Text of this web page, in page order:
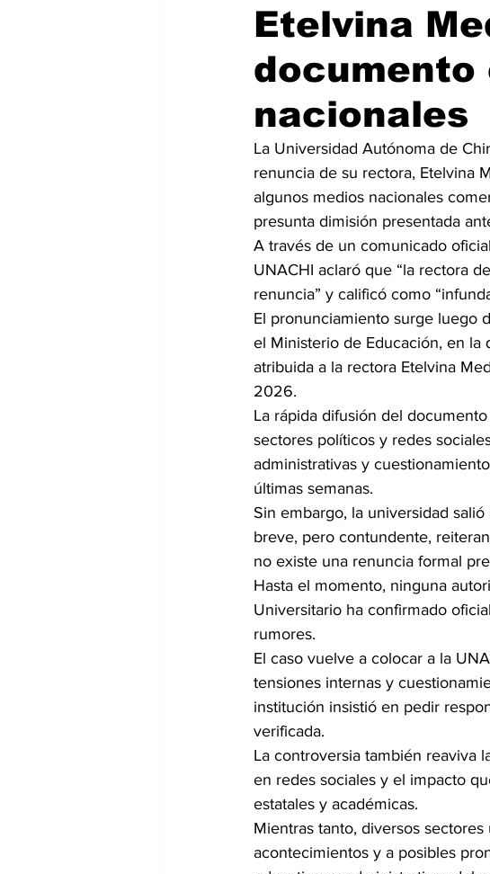
Etelvina
documento
nacionales
La Universidad Autónoma de
renuncia de su rectora, Etelvina
algunos medios nacionales
presunta dimisión presentada
A través de un comunicado
UNACHI aclaró que “la rectora
renuncia” y calificó como
El pronunciamiento surge luego
el Ministerio de Educación, en la
atribuida a la rectora Etelvina
2026.
La rápida difusión del
sectores políticos y redes
administrativas y
últimas semanas.
Sin embargo, la universidad
breve, pero contundente,
no existe una renuncia formal
Hasta el momento, ninguna
Universitario ha confirmado
rumores.
El caso vuelve a colocar a la
tensiones internas y
institución insistió en pedir
verificada.
La controversia también reaviva
en redes sociales y el impacto
estatales y académicas.
Mientras tanto, diversos
acontecimientos y a posibles